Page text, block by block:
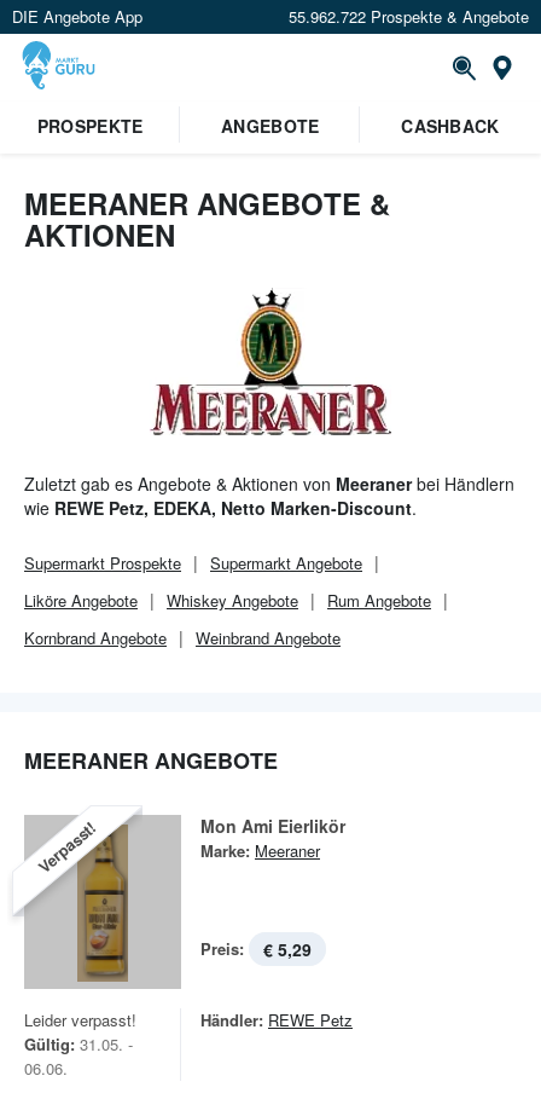
DIE Angebote App 55.962.722 Prospekte & Angebote
PROSPEKTE ANGEBOTE CASHBACK
MEERANER ANGEBOTE &
AKTIONEN
Zuletzt gab es Angebote & Aktionen von Meeranerbei Händlern
wie REWE Petz, EDEKA, Netto Marken-Discount.
Supermarkt Prospekte Supermarkt Angebote
Liköre Angebote
Whiskey Angebote
Rum Angebote
Kornbrand Angebote
Weinbrand Angebote
MEERANER ANGEBOTE
Verpasst! Mon Ami Eierlikör
Marke: Meeraner
Preis: € 5,29
Leider verpasst!
Gültig: 31.05. -
06.06.
Händler: REWE Petz